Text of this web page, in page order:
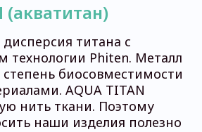
(акватитан)
титана с
технологии Phiten. Металл
биосовместимости
AQUA TITAN
нить ткани. Поэтому
наши изделия полезно